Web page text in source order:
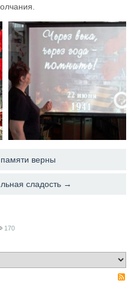
верны
сладость →
170